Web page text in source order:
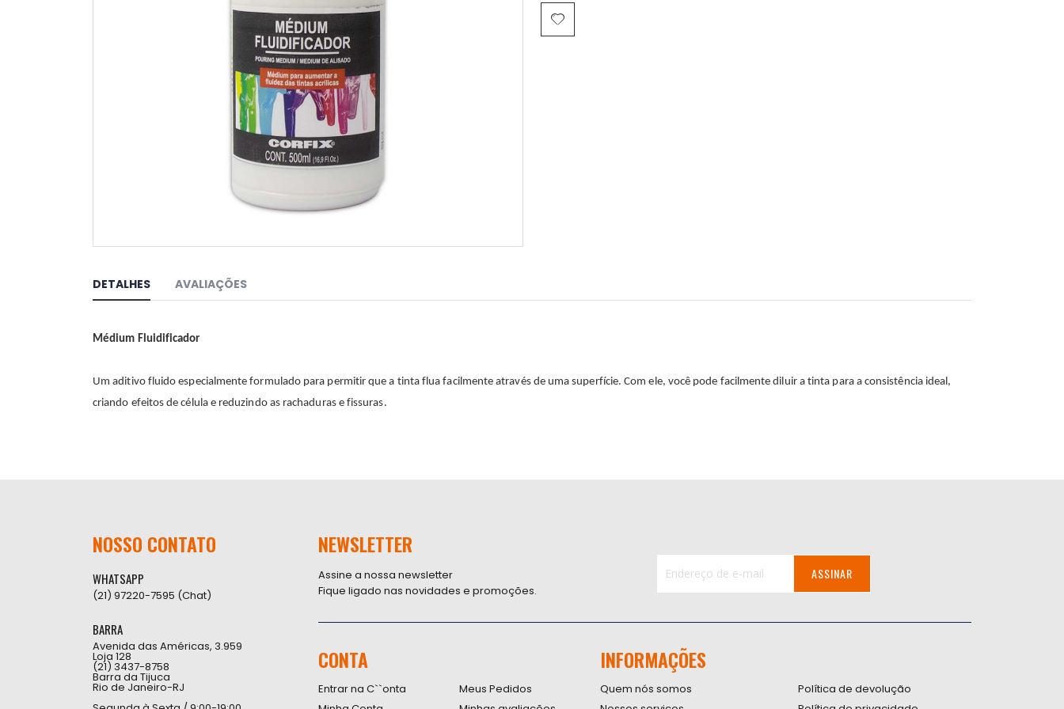
o
início
de
DETALHES
Médium Fluidificador
Um aditivo fluido especialmente formulado para permitir que a tinta flua facilmente através de uma superfície. Com ele, você pode facilmente diluir a tinta para a consistência ideal,
criando efeitos de célula e reduzindo as rachaduras e fissuras.
AVALIAÇÕES
NOSSO CONTATO
WHATSAPP
(21) 97220-7595 (Chat)
BARRA
Avenida das Américas, 3.959
Loja 128
(21) 3437-8758
Barra da Tijuca
Rio de Janeiro-RJ
NEWSLETTER
Assine a nossa newsletter
Fique ligado nas novidades e promoções.
nossa
Newsletter:
ASSINAR
CONTA
Entrar na C``onta
Meus Pedidos
INFORMAÇÕES
Quem nós somos
Política de devolução